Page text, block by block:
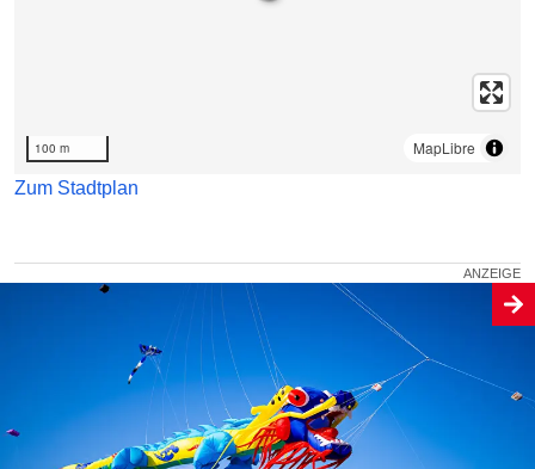
100 m
MapLibre
Zum Stadtplan